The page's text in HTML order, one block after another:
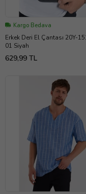
Kargo Bedava
Erkek Deri El Çantası 20Y-
01 Siyah
629,99 TL